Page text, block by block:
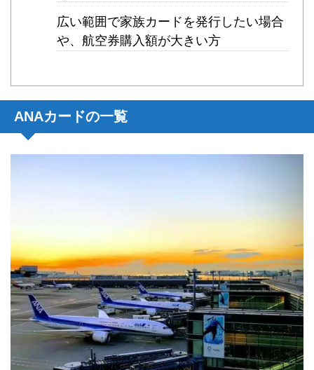
広い範囲で家族カードを発行したい場合
や、航空券購入額が大きい方
ANAカードの一覧